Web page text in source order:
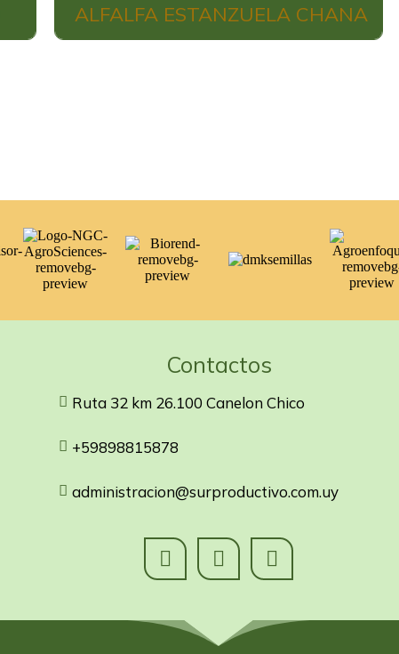
ALFALFA ESTANZUELA CHANA
Contactos
Ruta 32 km 26.100 Canelon Chico
+59898815878
administracion@surproductivo.com.uy